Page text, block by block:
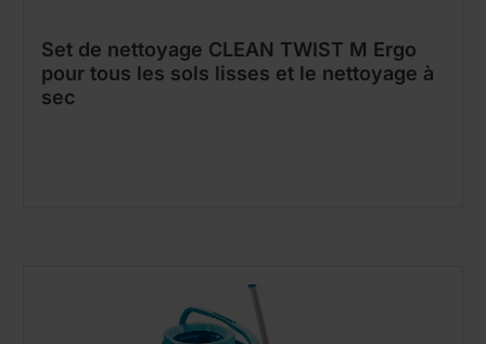
Set de nettoyage CLEAN TWIST M Ergo
pour tous les sols lisses et le nettoyage à
sec